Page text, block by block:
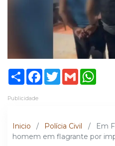
ShareFacebook
TwitterGmail
Publicidade
Inicio / Polícia Civil /
Em
homem em flagrante por